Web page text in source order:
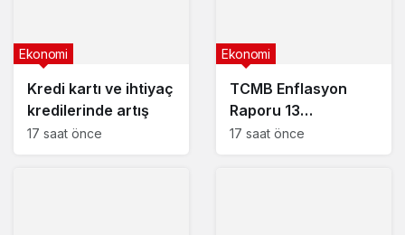
Kredi kartı ve ihtiyaç
kredilerinde artış
Ekonomi
17 saat önce
TCMB Enflasyon
Raporu 13
Ağustos’ta
Ekonomi
17 saat önce